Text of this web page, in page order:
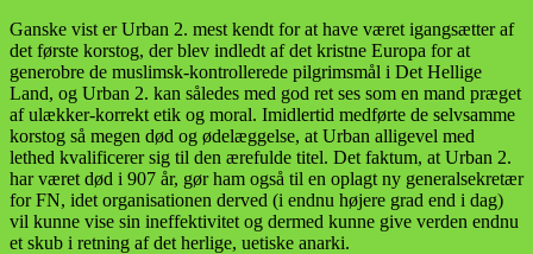
Ganske vist er Urban 2. mest kendt for at have været igangsætter af
det første korstog, der blev indledt af det kristne Europa for at
generobre de muslimsk-kontrollerede pilgrimsmål i Det Hellige
Land, og Urban 2. kan således med god ret ses som en mand præget
af ulækker-korrekt etik og moral. Imidlertid medførte de selvsamme
korstog så megen død og ødelæggelse, at Urban alligevel med
lethed kvalificerer sig til den ærefulde titel. Det faktum, at Urban 2.
har været død i 907 år, gør ham også til en oplagt ny generalsekretær
for FN, idet organisationen derved (i endnu højere grad end i dag)
vil kunne vise sin ineffektivitet og dermed kunne give verden endnu
et skub i retning af det herlige, uetiske anarki.